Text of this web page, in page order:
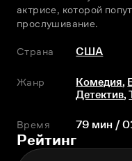
актрисе, которой
прослушивание.
Страна США
Жанр Комедия,
Детектив,
Время 79 мин /
Рейтинг